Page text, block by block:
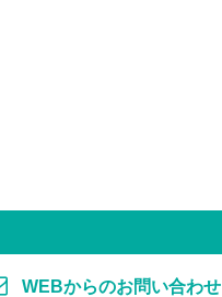
WEBからのお問い合わせ